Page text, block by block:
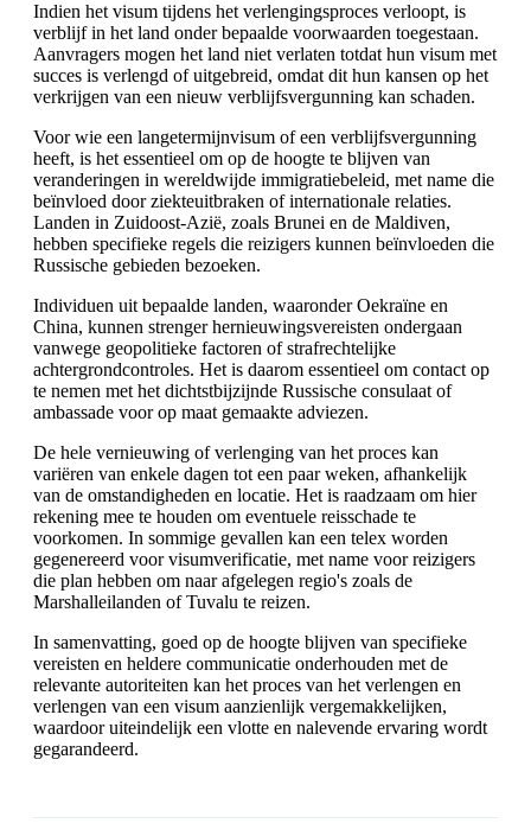
Indien het visum tijdens het verlengingsproces verloopt, is
verblijf in het land onder bepaalde voorwaarden toegestaan.
Aanvragers mogen het land niet verlaten totdat hun visum met
succes is verlengd of uitgebreid, omdat dit hun kansen op het
verkrijgen van een nieuw verblijfsvergunning kan schaden.
Voor wie een langetermijnvisum of een verblijfsvergunning
heeft, is het essentieel om op de hoogte te blijven van
veranderingen in wereldwijde immigratiebeleid, met name die
beïnvloed door ziekteuitbraken of internationale relaties.
Landen in Zuidoost-Azië, zoals Brunei en de Maldiven,
hebben specifieke regels die reizigers kunnen beïnvloeden die
Russische gebieden bezoeken.
Individuen uit bepaalde landen, waaronder Oekraïne en
China, kunnen strenger hernieuwingsvereisten ondergaan
vanwege geopolitieke factoren of strafrechtelijke
achtergrondcontroles. Het is daarom essentieel om contact op
te nemen met het dichtstbijzijnde Russische consulaat of
ambassade voor op maat gemaakte adviezen.
De hele vernieuwing of verlenging van het proces kan
variëren van enkele dagen tot een paar weken, afhankelijk
van de omstandigheden en locatie. Het is raadzaam om hier
rekening mee te houden om eventuele reisschade te
voorkomen. In sommige gevallen kan een telex worden
gegenereerd voor visumverificatie, met name voor reizigers
die plan hebben om naar afgelegen regio's zoals de
Marshalleilanden of Tuvalu te reizen.
In samenvatting, goed op de hoogte blijven van specifieke
vereisten en heldere communicatie onderhouden met de
relevante autoriteiten kan het proces van het verlengen en
verlengen van een visum aanzienlijk vergemakkelijken,
waardoor uiteindelijk een vlotte en nalevende ervaring wordt
gegarandeerd.